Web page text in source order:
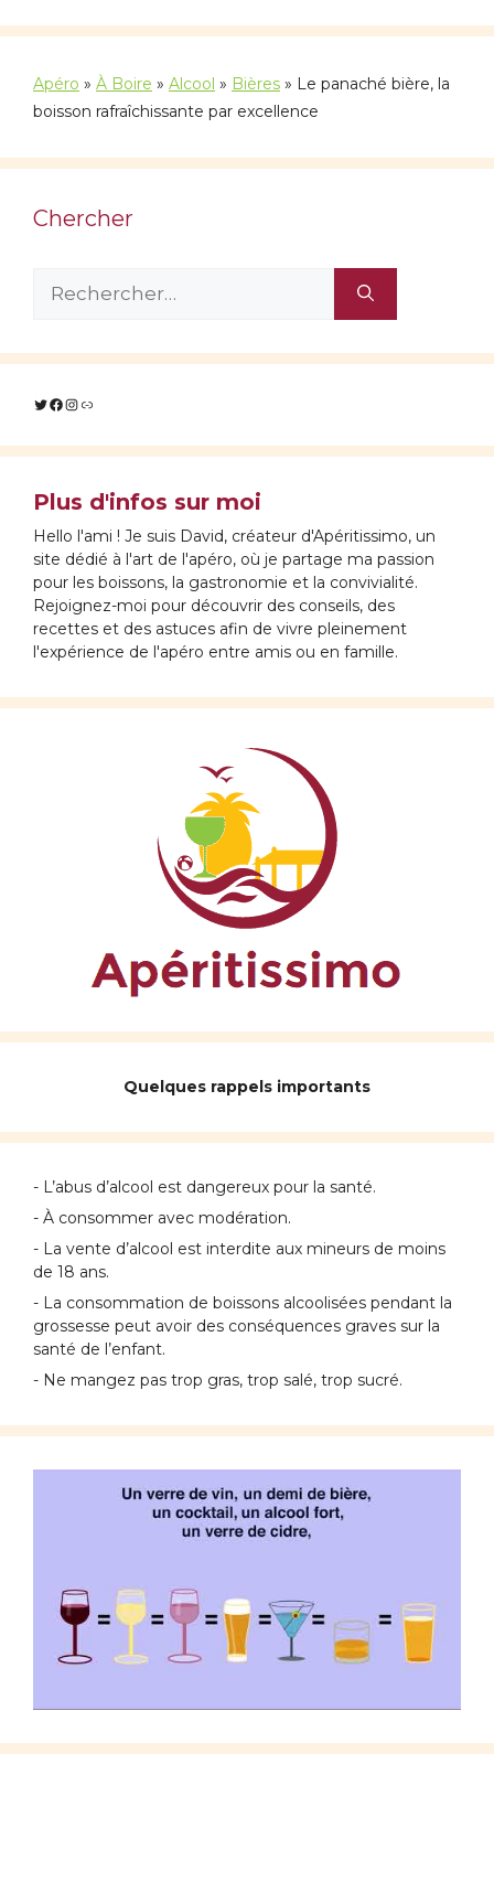
Apéro » À Boire » Alcool » Bières » Le panaché bière, la
boisson rafraîchissante par excellence
Chercher
Twitter
Facebook
Instagram
Lien
Plus d'infos sur moi
Hello l'ami ! Je suis David, créateur d'Apéritissimo, un
site dédié à l'art de l'apéro, où je partage ma passion
pour les boissons, la gastronomie et la convivialité.
Rejoignez-moi pour découvrir des conseils, des
recettes et des astuces afin de vivre pleinement
l'expérience de l'apéro entre amis ou en famille.
Quelques rappels importants
- L’abus d’alcool est dangereux pour la santé.
- À consommer avec modération.
- La vente d’alcool est interdite aux mineurs de moins
de 18 ans.
- La consommation de boissons alcoolisées pendant la
grossesse peut avoir des conséquences graves sur la
santé de l’enfant.
- Ne mangez pas trop gras, trop salé, trop sucré.